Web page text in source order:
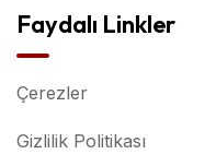
Faydalı Linkler
Çerezler
Gizlilik Politikası